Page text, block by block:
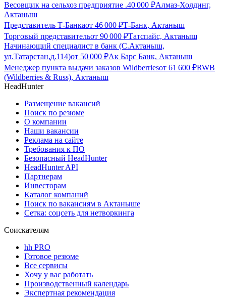
Весовщик на сельхоз предприятие .40 000 ₽Алмаз-Холдинг,
Актаныш
Представитель Т-Банкаот 46 000 ₽Т-Банк, Актаныш
Торговый представительот 90 000 ₽Татспайс, Актаныш
Начинающий специалист в банк (С.Актаныш,
ул.Татарстан,д.114)от 50 000 ₽Ак Барс Банк, Актаныш
Менеджер пункта выдачи заказов Wildberriesот 61 600 ₽RWB
(Wildberries & Russ), Актаныш
HeadHunter
Размещение вакансий
Поиск по резюме
О компании
Наши вакансии
Реклама на сайте
Требования к ПО
Безопасный HeadHunter
HeadHunter API
Партнерам
Инвесторам
Каталог компаний
Поиск по вакансиям в Актаныше
Сетка: соцсеть для нетворкинга
Соискателям
hh PRO
Готовое резюме
Все сервисы
Хочу у вас работать
Производственный календарь
Экспертная рекомендация